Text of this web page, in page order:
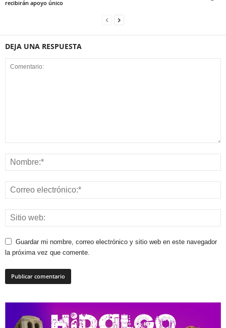
recibirán apoyo único
DEJA UNA RESPUESTA
Guardar mi nombre, correo electrónico y sitio web en este navegador
la próxima vez que comente.